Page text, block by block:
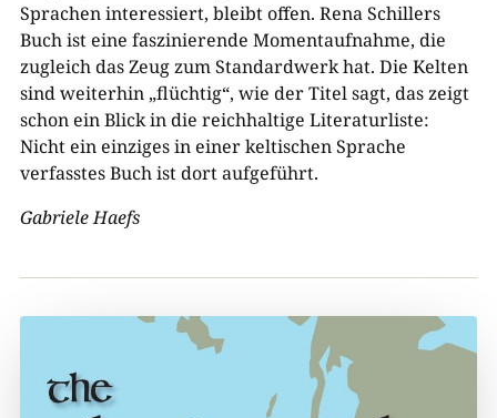
Sprachen interessiert, bleibt offen. Rena Schillers
Buch ist eine faszinierende Momentaufnahme, die
zugleich das Zeug zum Standardwerk hat. Die Kelten
sind weiterhin „flüchtig“, wie der Titel sagt, das zeigt
schon ein Blick in die reichhaltige Literaturliste:
Nicht ein einziges in einer keltischen Sprache
verfasstes Buch ist dort aufgeführt.
Gabriele Haefs